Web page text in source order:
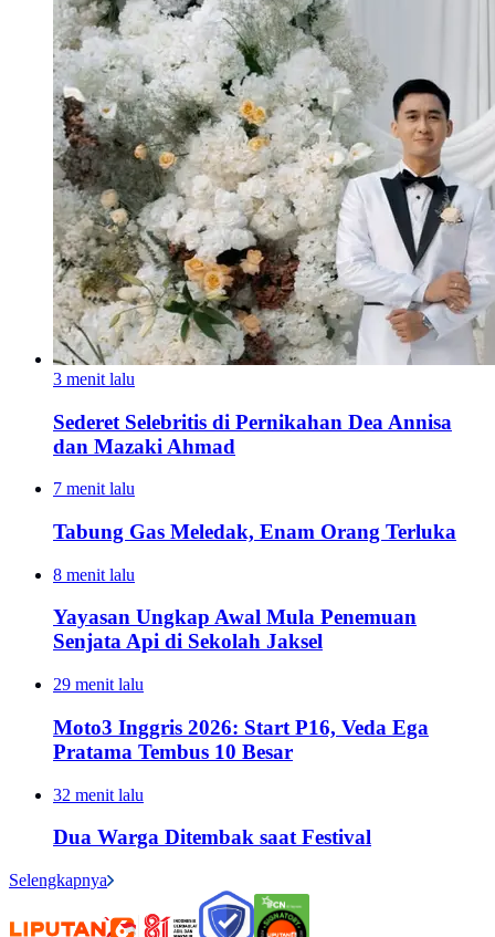
3 menit lalu
Sederet Selebritis di Pernikahan Dea Annisa
dan Mazaki Ahmad
7 menit lalu
Tabung Gas Meledak, Enam Orang Terluka
8 menit lalu
Yayasan Ungkap Awal Mula Penemuan
Senjata Api di Sekolah Jaksel
29 menit lalu
Moto3 Inggris 2026: Start P16, Veda Ega
Pratama Tembus 10 Besar
32 menit lalu
Dua Warga Ditembak saat Festival
Selengkapnya